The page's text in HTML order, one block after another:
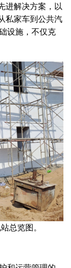
进解决方案，以
私家车到公共汽
设施，不仅克
总览图。